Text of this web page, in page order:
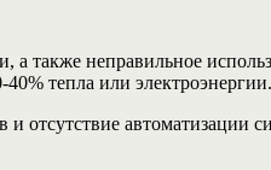
также неправильное
тепла или электроэнергии.
автоматизации